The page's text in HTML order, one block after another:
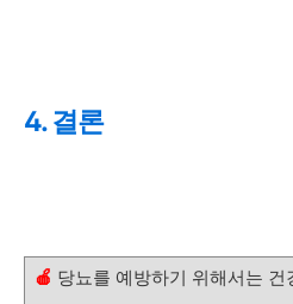
4. 결론
🍎 당뇨를 예방하기 위해서는